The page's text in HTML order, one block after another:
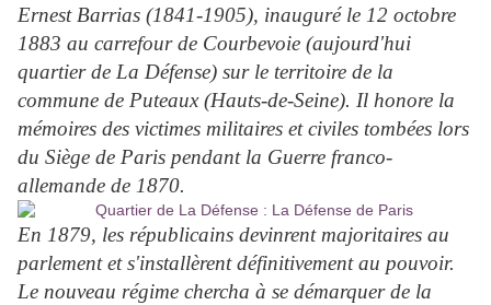
Ernest Barrias (1841-1905), inauguré le 12 octobre
1883 au carrefour de Courbevoie (aujourd'hui
quartier de La Défense) sur le territoire de la
commune de Puteaux (Hauts-de-Seine). Il honore la
mémoires des victimes militaires et civiles tombées lors
du Siège de Paris pendant la Guerre franco-
allemande de 1870.
En 1879, les républicains devinrent majoritaires au
parlement et s'installèrent définitivement au pouvoir.
Le nouveau régime chercha à se démarquer de la